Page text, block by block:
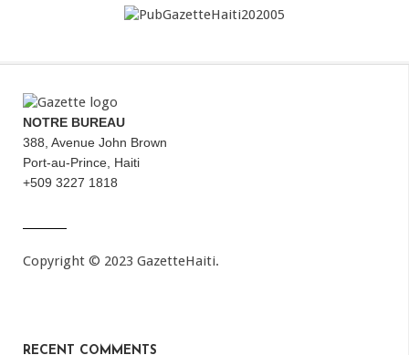
NOTRE BUREAU
388, Avenue John Brown
Port-au-Prince, Haiti
+509 3227 1818
Copyright © 2023 GazetteHaiti.
RECENT COMMENTS